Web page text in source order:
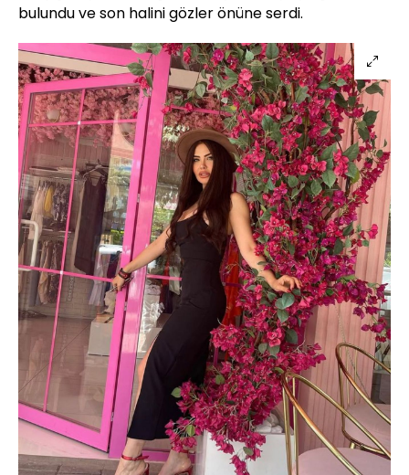
bulundu ve son halini gözler önüne serdi.